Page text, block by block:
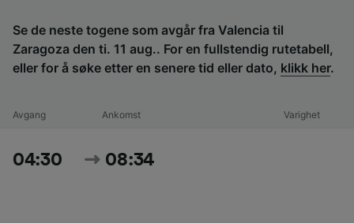
Se de neste togene som avgår fra Valencia til
Zaragoza den ti. 11 aug.. For en fullstendig rutetabell,
eller for å søke etter en senere tid eller dato, klikk her.
Avgang Ankomst Varighet
04:30 08:34